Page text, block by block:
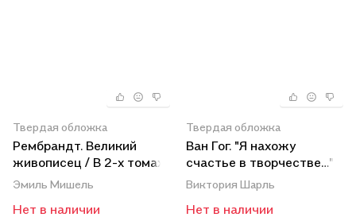
Твердая обложка
Рембрандт. Великий
живописец / В 2-х томах.
Том 1 (футляр) (супер).
Эмиль Мишель
Нет в наличии
Твердая обложка
Ван Гог. "Я нахожу
счастье в творчестве…" /
В 2-х томах. Том 1
(футляр) (супер). Шарль
В. (БММ)
Виктория Шарль
Нет в наличии